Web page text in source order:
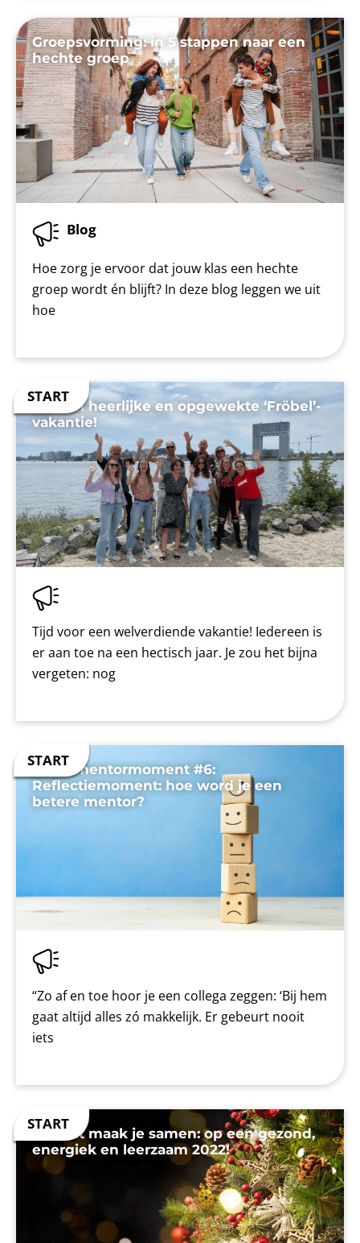
Groepsvorming: in 5 stappen naar een
hechte groep
Blog
Hoe zorg je ervoor dat jouw klas een hechte
groep wordt én blijft? In deze blog leggen we uit
hoe
Op een heerlijke en opgewekte ‘Fröbel’-
vakantie!
Tijd voor een welverdiende vakantie! Iedereen is
er aan toe na een hectisch jaar. Je zou het bijna
vergeten: nog
Jouw mentormoment #6:
Reflectiemoment: hoe word je een
betere mentor?
“Zo af en toe hoor je een collega zeggen: ‘Bij hem
gaat altijd alles zó makkelijk. Er gebeurt nooit
iets
Tumult maak je samen: op een gezond,
energiek en leerzaam 2022!